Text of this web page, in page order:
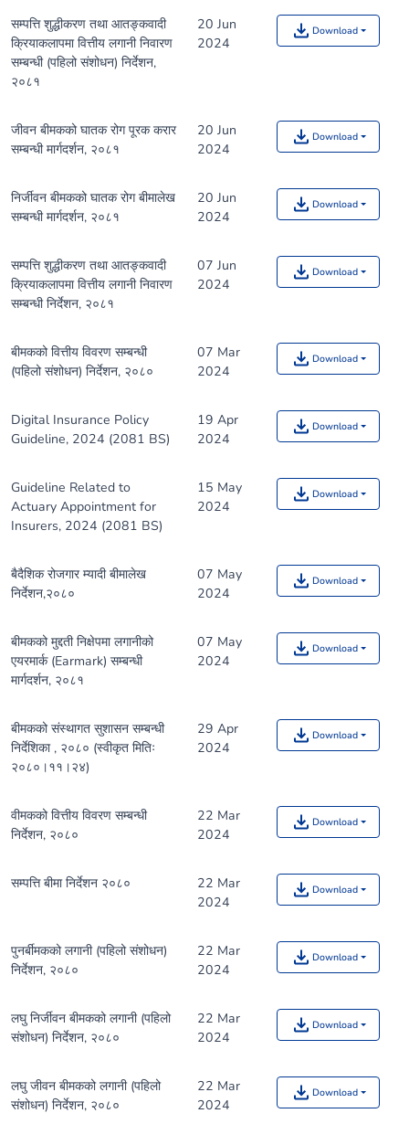
सम्पत्ति शुद्धीकरण तथा आतङ्कवादी
क्रियाकलापमा वित्तीय लगानी निवारण
सम्बन्धी (पहिलो संशोधन) निर्देशन,
२०८१
20 Jun
2024
Download
जीवन बीमकको घातक रोग पूरक करार
सम्बन्धी मार्गदर्शन, २०८१
20 Jun
2024
Download
निर्जीवन बीमकको घातक रोग बीमालेख
सम्बन्धी मार्गदर्शन, २०८१
20 Jun
2024
Download
सम्पत्ति शुद्धीकरण तथा आतङ्कवादी
क्रियाकलापमा वित्तीय लगानी निवारण
सम्बन्धी निर्देशन, २०८१
07 Jun
2024
Download
बीमकको वित्तीय विवरण सम्बन्धी
(पहिलो संशोधन) निर्देशन, २०८०
07 Mar
2024
Download
Digital Insurance Policy
Guideline, 2024 (2081 BS)
19 Apr
2024
Download
Guideline Related to
Actuary Appointment for
Insurers, 2024 (2081 BS)
15 May
2024
Download
बैदैशिक रोजगार म्यादी बीमालेख
निर्देशन,२०८०
07 May
2024
Download
बीमकको मुद्दती निक्षेपमा लगानीको
एयरमार्क (Earmark) सम्बन्धी
मार्गदर्शन, २०८१
07 May
2024
Download
बीमकको संस्थागत सुशासन सम्बन्धी
निर्देशिका , २०८० (स्वीकृत मितिः
२०८०।११।२४)
29 Apr
2024
Download
वीमकको वित्तीय विवरण सम्बन्धी
निर्देशन, २०८०
22 Mar
2024
Download
सम्पत्ति बीमा निर्देशन २०८०
22 Mar
2024
Download
पुनर्बीमकको लगानी (पहिलो संशोधन)
निर्देशन, २०८०
22 Mar
2024
Download
लघु निर्जीवन बीमकको लगानी (पहिलो
संशोधन) निर्देशन, २०८०
22 Mar
2024
Download
लघु जीवन बीमकको लगानी (पहिलो
संशोधन) निर्देशन, २०८०
22 Mar
2024
Download